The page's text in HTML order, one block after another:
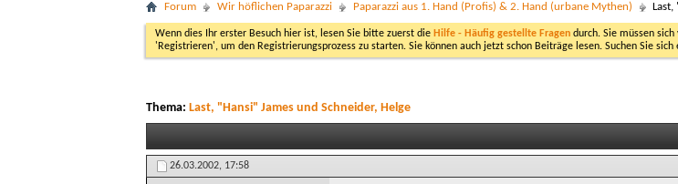
Forum Wir höflichen Paparazzi Paparazzi aus 1. Hand (Profis) & 2. Hand (urbane Mythen) Last,
Wenn dies Ihr erster Besuch hier ist, lesen Sie bitte zuerst die Hilfe - Häufig gestellte Fragen durch. Sie müssen
'Registrieren', um den Registrierungsprozess zu starten. Sie können auch jetzt schon Beiträge lesen. Suchen Sie
Thema: Last, "Hansi" James und Schneider, Helge
26.03.2002, 17:58